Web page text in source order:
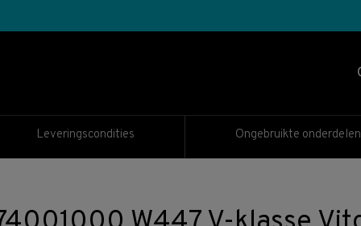
Leveringscondities Ongebruikte onderdelen